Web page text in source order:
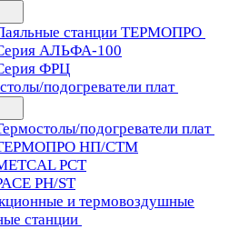
станции ТЕРМОПРО
АЛЬФА-100
ФРЦ
подогреватели плат
подогреватели плат
НП/СТМ
PCT
PH/ST
и термовоздушные
станции